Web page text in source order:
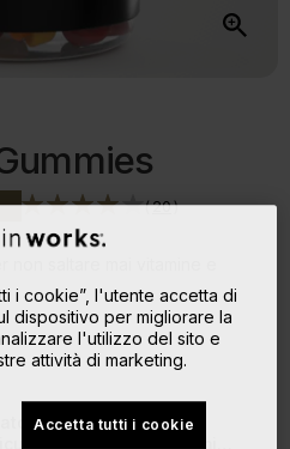
(20)
a ruba!
i cookie”, l'utente accetta di
dispositivo per migliorare la
l'utilizzo del sito e
attività di marketing.
Accetta tutti i cookie